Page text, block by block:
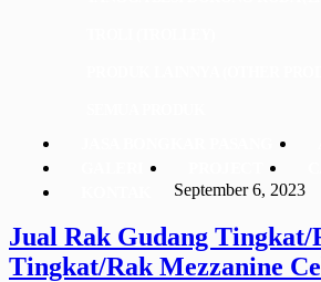
September 6, 2023
Jual Rak Gudang Tingkat/
Tingkat/Rak Mezzanine